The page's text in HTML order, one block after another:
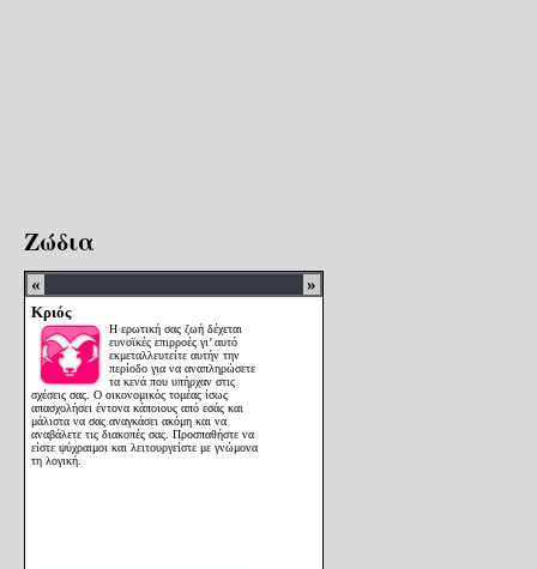
Ζώδια